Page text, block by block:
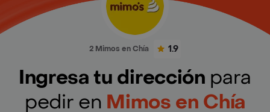
2 Mimos en Chía 1.9
Ingresa tu dirección para
pedir en Mimos en Chía